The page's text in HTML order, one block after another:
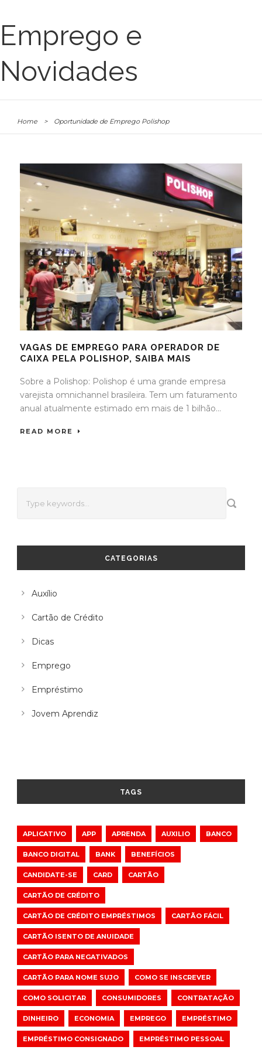
Emprego e
Novidades
Home > Oportunidade de Emprego Polishop
VAGAS DE EMPREGO PARA OPERADOR DE
CAIXA PELA POLISHOP, SAIBA MAIS
Sobre a Polishop: Polishop é uma grande empresa
varejista omnichannel brasileira. Tem um faturamento
anual atualmente estimado em mais de 1 bilhão...
READ MORE
CATEGORIAS
Auxílio
Cartão de Crédito
Dicas
Emprego
Empréstimo
Jovem Aprendiz
TAGS
APLICATIVO APP APRENDA AUXILIO BANCO
BANCO DIGITAL BANK BENEFÍCIOS
CANDIDATE-SE CARD CARTÃO
CARTÃO DE CRÉDITO
CARTÃO DE CRÉDITO EMPRÉSTIMOS CARTÃO FÁCIL
CARTÃO ISENTO DE ANUIDADE
CARTÃO PARA NEGATIVADOS
CARTÃO PARA NOME SUJO COMO SE INSCREVER
COMO SOLICITAR CONSUMIDORES CONTRATAÇÃO
DINHEIRO ECONOMIA EMPREGO EMPRÉSTIMO
EMPRÉSTIMO CONSIGNADO EMPRÉSTIMO PESSOAL